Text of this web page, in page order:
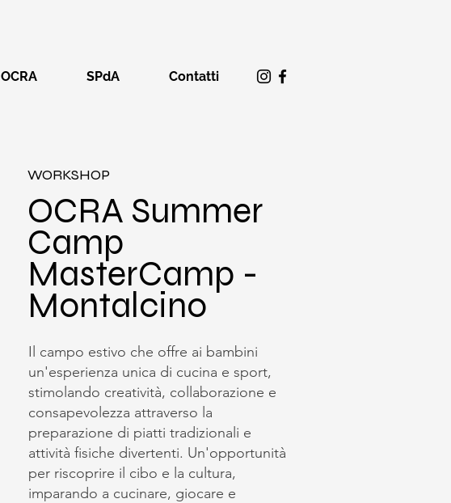
WORKSHOP
OCRA Summer
Camp
MasterCamp -
Montalcino
Il campo estivo che offre ai bambini
un'esperienza unica di cucina e sport,
stimolando creatività, collaborazione e
consapevolezza attraverso la
preparazione di piatti tradizionali e
attività fisiche divertenti. Un'opportunità
per riscoprire il cibo e la cultura,
imparando a cucinare, giocare e
OCRA SPdA Contatti